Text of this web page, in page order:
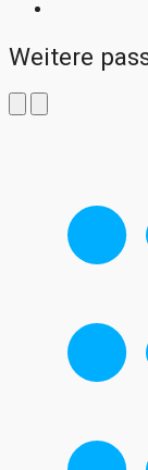
Weitere